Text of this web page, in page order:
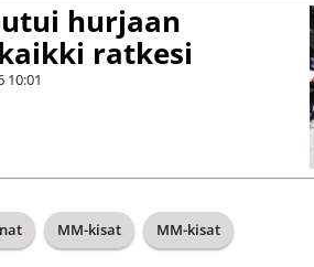
hurjaan
ratkesi
10:01
MM-kisat MM-kisat